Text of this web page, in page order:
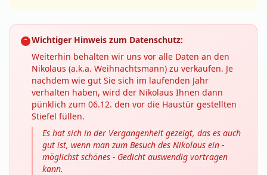
Wichtiger Hinweis zum Datenschutz:
Weiterhin behalten wir uns vor alle Daten an den
Nikolaus (a.k.a. Weihnachtsmann) zu verkaufen. Je
nachdem wie gut Sie sich im laufenden Jahr
verhalten haben, wird der Nikolaus Ihnen dann
pünklich zum 06.12. den vor die Haustür gestellten
Stiefel füllen.
Es hat sich in der Vergangenheit gezeigt, das es auch
gut ist, wenn man zum Besuch des Nikolaus ein -
möglichst schönes - Gedicht auswendig vortragen
kann.